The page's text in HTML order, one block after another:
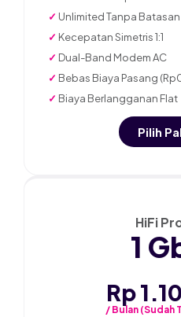
✓ Unlimited Tanpa Batasan
✓ Kecepatan Simetris 1:1
✓ Dual-Band Modem AC
✓ Bebas Biaya Pasang
✓ Biaya Berlangganan Flat
Pilih
HiFi
1
Rp
/ Bulan (Sudah